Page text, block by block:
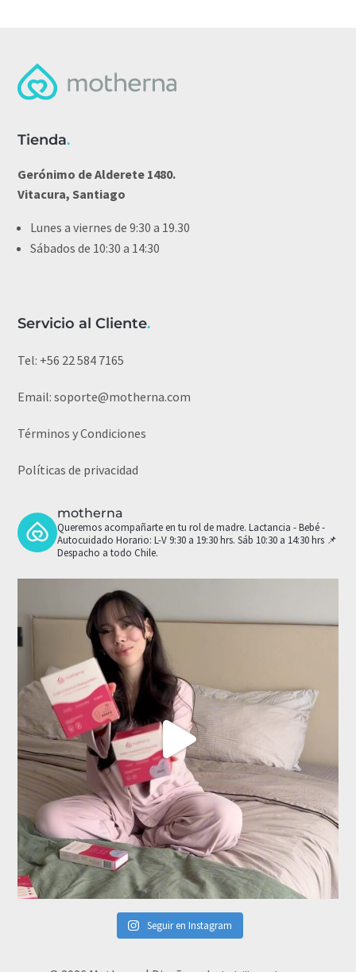
Tienda.
Gerónimo de Alderete 1480.
Vitacura, Santiago
Lunes a viernes de 9:30 a 19.30
Sábados de 10:30 a 14:30
Servicio al Cliente.
Tel: +56 22 584 7165
Email:soporte@motherna.com
Términos y Condiciones
Políticas de privacidad
motherna
Queremos acompañarte en tu rol de madre. Lactancia - Bebé -
Autocuidado Horario: L-V 9:30 a 19:30 hrs. Sáb 10:30 a 14:30 hrs 📌
Despacho a todo Chile.
Seguir en Instagram